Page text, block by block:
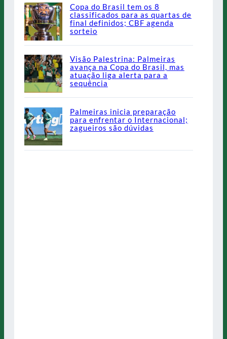
Copa do Brasil tem os 8
classificados para as quartas de
final definidos; CBF agenda
sorteio
Visão Palestrina: Palmeiras
avança na Copa do Brasil, mas
atuação liga alerta para a
sequência
Palmeiras inicia preparação
para enfrentar o Internacional;
zagueiros são dúvidas